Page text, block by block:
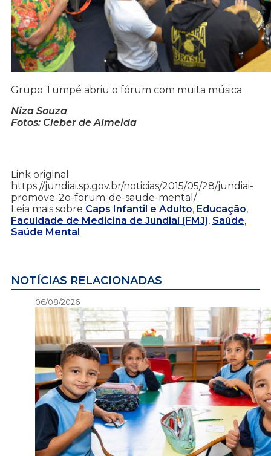
Grupo Tumpé abriu o fórum com muita música
Niza Souza
Fotos: Cleber de Almeida
Link original:
https://jundiai.sp.gov.br/noticias/2015/05/28/jundiai-
promove-2o-forum-de-saude-mental/
Leia mais sobre Caps Infantil e Adulto, Educação,
Faculdade de Medicina de Jundiaí (FMJ), Saúde,
Saúde Mental
NOTÍCIAS RELACIONADAS
06/08/2026